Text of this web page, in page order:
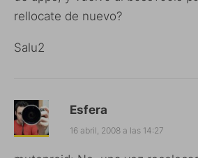
rellocate de nuevo?
Salu2
Esfera
16 abril, 2008 a las 14:27